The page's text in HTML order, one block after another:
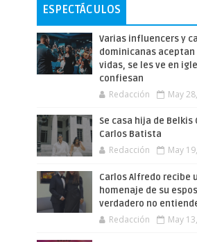
ESPECTÁCULOS
Varias influencers y
dominicanas aceptan
vidas, se les ve en
confiesan
Redacción May
Se casa hija de Belkis
Carlos Batista
Redacción May
Carlos Alfredo recibe
homenaje de su
verdadero no
Redacción May